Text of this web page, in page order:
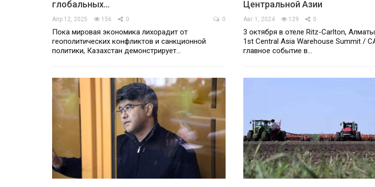
глобальных…
Апр 12, 2025 156 0 0
Пока мировая экономика лихорадит от
геополитических конфликтов и санкционной
политики, Казахстан демонстрирует…
Центральной Азии
Авг 1, 2024 129 0
3 октября в отеле Ritz-Carlton,
1st Central Asia Warehouse Summit /
главное событие в…